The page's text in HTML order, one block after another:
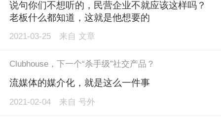
说句你们不想听的，民营企业不就应该这样吗？
老板什么都知道，这就是他想要的
2021-03-25 来自 文章
Clubhouse，下一个“杀手级”社交产品？
流媒体的媒介化，就是这么一件事
2021-02-04 来自 号外